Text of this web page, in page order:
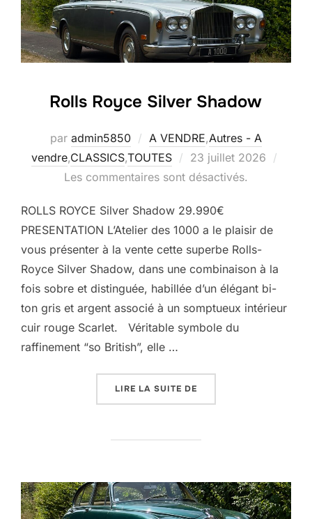
Rolls Royce Silver Shadow
par admin5850 A VENDRE,Autres - A
vendre,CLASSICS,TOUTES
Publié
le
23 juillet 2026
Les commentaires sont désactivés.
ROLLS ROYCE Silver Shadow 29.990€
PRESENTATION L’Atelier des 1000 a le plaisir de
vous présenter à la vente cette superbe Rolls-
Royce Silver Shadow, dans une combinaison à la
fois sobre et distinguée, habillée d’un élégant bi-
ton gris et argent associé à un somptueux intérieur
cuir rouge Scarlet. Véritable symbole du
raffinement “so British”, elle …
LIRE LA SUITE DE